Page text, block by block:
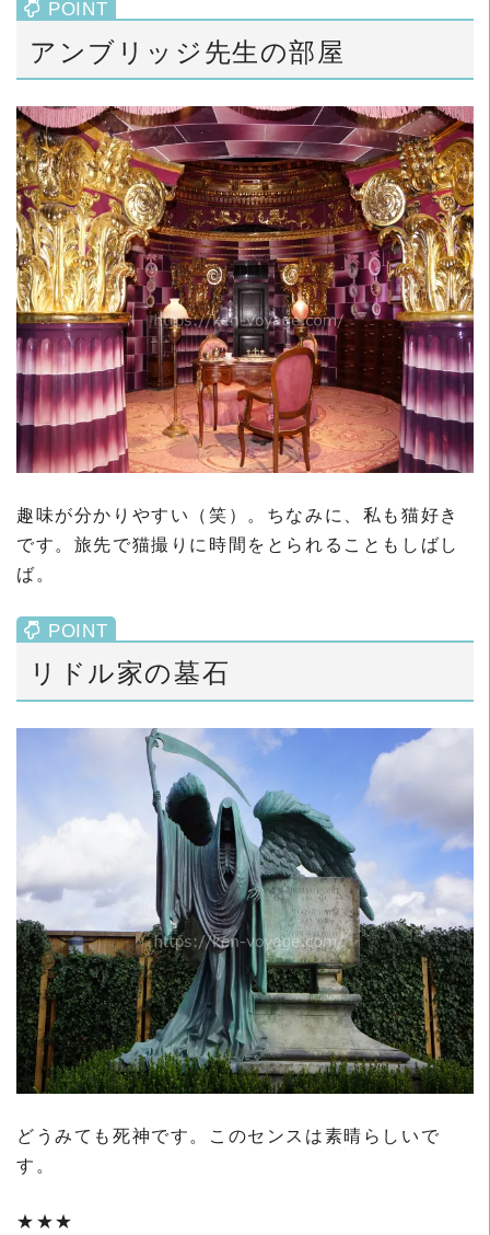
アンブリッジ先生の部屋
趣味が分かりやすい（笑）。ちなみに、私も猫好き
です。旅先で猫撮りに時間をとられることもしばし
ば。
リドル家の墓石
どうみても死神です。このセンスは素晴らしいで
す。
★★★